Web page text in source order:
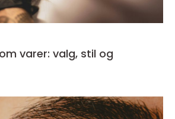
varer: valg, stil og